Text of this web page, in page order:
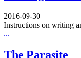
2016-09-30
Instructions on writing
...
The Parasite